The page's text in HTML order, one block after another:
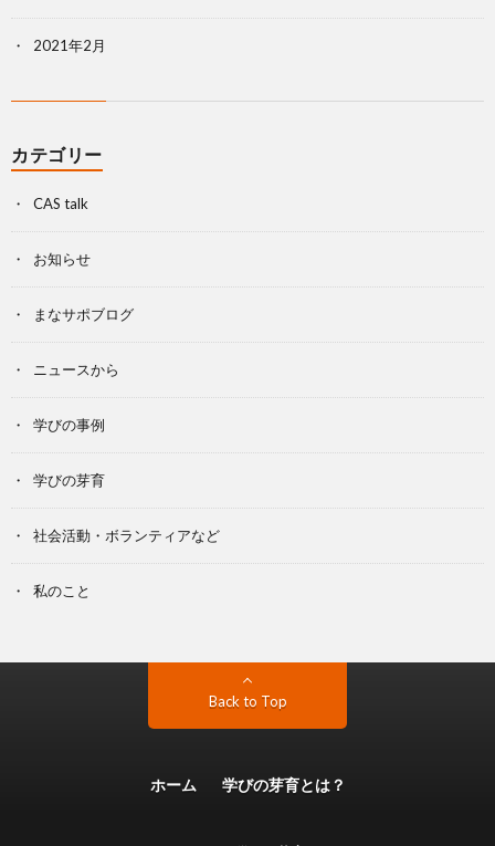
2021年2月
カテゴリー
CAS talk
お知らせ
まなサポブログ
ニュースから
学びの事例
学びの芽育
社会活動・ボランティアなど
私のこと
Back to Top
ホーム 学びの芽育とは？